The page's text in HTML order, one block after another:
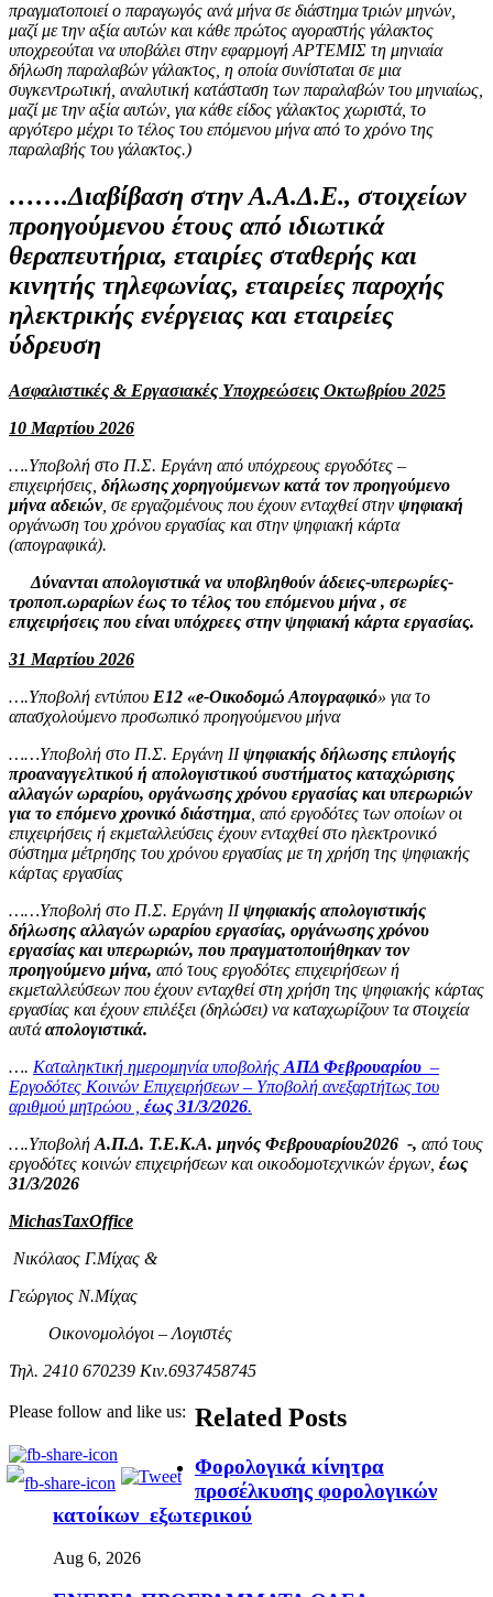
πραγματοποιεί ο παραγωγός ανά μήνα σε διάστημα τριών μηνών,
μαζί με την αξία αυτών και κάθε πρώτος αγοραστής γάλακτος
υποχρεούται να υποβάλει στην εφαρμογή ΑΡΤΕΜΙΣ τη μηνιαία
δήλωση παραλαβών γάλακτος, η οποία συνίσταται σε μια
συγκεντρωτική, αναλυτική κατάσταση των παραλαβών του μηνιαίως,
μαζί με την αξία αυτών, για κάθε είδος γάλακτος χωριστά, το
αργότερο μέχρι το τέλος του επόμενου μήνα από το χρόνο της
παραλαβής του γάλακτος.)
…….Διαβίβαση στην Α.Α.Δ.Ε., στοιχείων
προηγούμενου έτους από ιδιωτικά
θεραπευτήρια, εταιρίες σταθερής και
κινητής τηλεφωνίας, εταιρείες παροχής
ηλεκτρικής ενέργειας και εταιρείες
ύδρευση
Ασφαλιστικές & Εργασιακές Υποχρεώσεις Οκτωβρίου 2025
10 Μαρτίου 2026
….Υποβολή στο Π.Σ. Εργάνη από υπόχρεους εργοδότες –
επιχειρήσεις, δήλωσης χορηγούμενων κατά τον προηγούμενο
μήνα αδειών, σε εργαζομένους που έχουν ενταχθεί στην ψηφιακή
οργάνωση του χρόνου εργασίας και στην ψηφιακή κάρτα
(απογραφικά).
Δύνανται απολογιστικά να υποβληθούν άδειες-υπερωρίες-
τροποπ.ωραρίων έως το τέλος του επόμενου μήνα , σε
επιχειρήσεις που είναι υπόχρεες στην ψηφιακή κάρτα εργασίας.
31 Μαρτίου 2026
….Υποβολή εντύπου Ε12 «e-Οικοδομώ Απογραφικό» για το
απασχολούμενο προσωπικό προηγούμενου μήνα
……Υποβολή στο Π.Σ. Εργάνη ΙΙψηφιακής δήλωσης επιλογής
προαναγγελτικού ή απολογιστικού συστήματος καταχώρισης
αλλαγών ωραρίου, οργάνωσης χρόνου εργασίας και υπερωριών
για το επόμενο χρονικό διάστημα, από εργοδότες των οποίων οι
επιχειρήσεις ή εκμεταλλεύσεις έχουν ενταχθεί στο ηλεκτρονικό
σύστημα μέτρησης του χρόνου εργασίας με τη χρήση της ψηφιακής
κάρτας εργασίας
……Υποβολή στο Π.Σ. Εργάνη ΙΙψηφιακής απολογιστικής
δήλωσης αλλαγών ωραρίου εργασίας, οργάνωσης χρόνου
εργασίας και υπερωριών, που πραγματοποιήθηκαν τον
προηγούμενο μήνα, από τους εργοδότες επιχειρήσεων ή
εκμεταλλεύσεων που έχουν ενταχθεί στη χρήση της ψηφιακής κάρτας
εργασίας και έχουν επιλέξει (δηλώσει) να καταχωρίζουν τα στοιχεία
αυτάαπολογιστικά.
…. Καταληκτική ημερομηνία υποβολήςΑΠΔ Φεβρουαρίου –
Εργοδότες Κοινών Επιχειρήσεων – Υποβολή ανεξαρτήτως του
αριθμού μητρώου , έως 31/3/2026.
….ΥποβολήΑ.Π.Δ. Τ.Ε.Κ.Α. μηνός Φεβρουαρίου2026 -, από τους
εργοδότες κοινών επιχειρήσεων και οικοδομοτεχνικών έργων, έως
31/3/2026
MichasTaxOffice
Νικόλαος Γ.Μίχας &
Γεώργιος Ν.Μίχας
Οικονομολόγοι – Λογιστές
Τηλ. 2410 670239 Κιν.6937458745
Please follow and like us: Related Posts
Φορολογικά κίνητρα
προσέλκυσης φορολογικών
κατοίκων εξωτερικού
Aug 6, 2026